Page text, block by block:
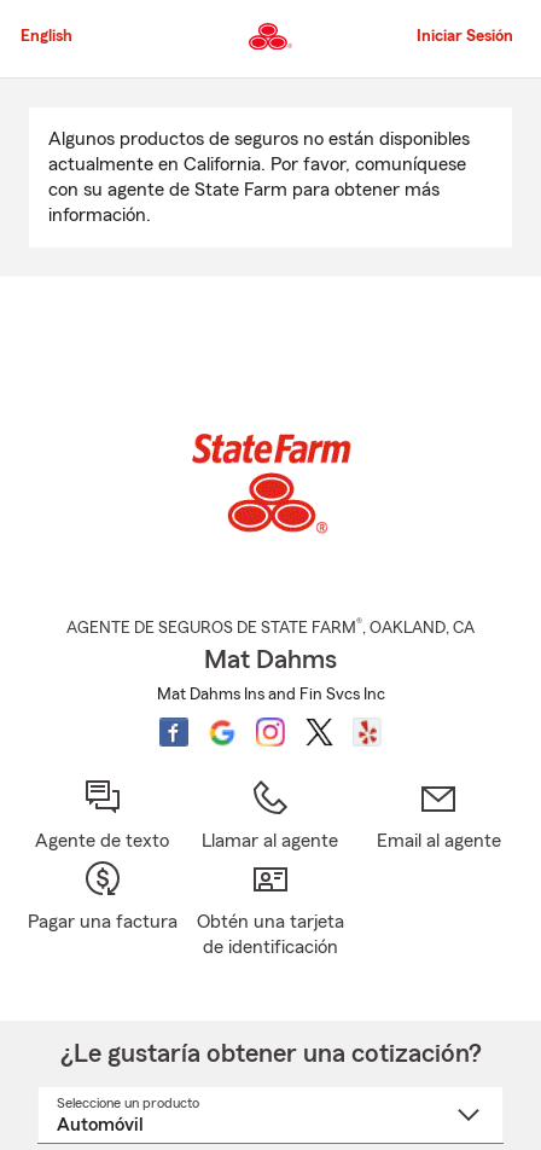
al
principal
English Iniciar Sesión
contenido
principal
Algunos productos de seguros no están disponibles
actualmente en California. Por favor, comuníquese
con su agente de State Farm para obtener más
información.
AGENTE DE SEGUROS DE STATE FARM®, OAKLAND, CA
Mat Dahms
Mat Dahms Ins and Fin Svcs Inc
Agente de texto Llamar al agente Email al agente
Pagar una factura
Obtén una tarjeta
de identificación
¿Le gustaría obtener una cotización?
Seleccione un producto